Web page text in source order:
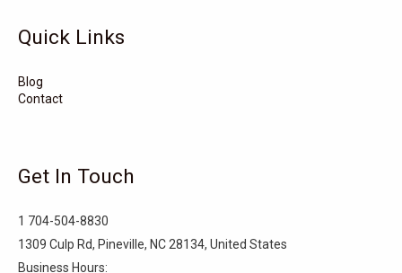
Surf City
Southern Shores Southern Pines
Quick Links
Blog
Contact
Get In Touch
1 704-504-8830
1309 Culp Rd, Pineville, NC 28134, United States
Business Hours: